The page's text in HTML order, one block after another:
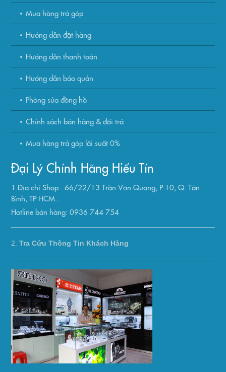
Mua hàng trả góp
Hướng dẫn đặt hàng
Hướng dẫn thanh toán
Hướng dẫn bảo quản
Phòng sửa đồng hồ
Chính sách bán hàng & đổi trả
Mua hàng trả góp lãi suất 0%
Đại Lý Chính Hãng Hiếu Tín
1.Địa chỉ Shop : 66/22/13 Trần Văn Quang, P.10, Q. Tân
Bình, TP HCM..
Hotline bán hàng: 0936 744 754
2.Tra Cứu Thông Tin Khách Hàng